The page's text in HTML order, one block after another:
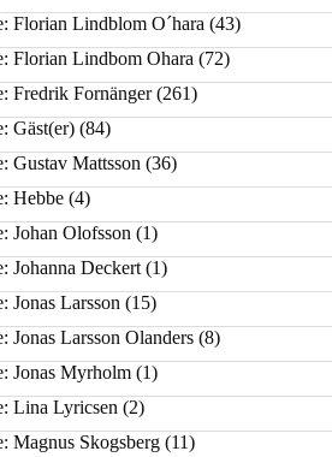
Florian Lindblom O´hara (43)
Florian Lindbom Ohara (72)
Fredrik Fornänger(261)
Gäst(er) (84)
Gustav Mattsson (36)
Hebbe (4)
Johan Olofsson (1)
Johanna Deckert (1)
Jonas Larsson (15)
Jonas Larsson Olanders (8)
Jonas Myrholm (1)
Lina Lyricsen (2)
Magnus Skogsberg (11)